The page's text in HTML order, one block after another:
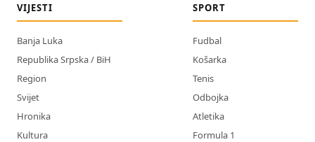
VIJESTI
Banja Luka
Republika Srpska / BiH
Region
Svijet
Hronika
Kultura
SPORT
Fudbal
Košarka
Tenis
Odbojka
Atletika
Formula 1